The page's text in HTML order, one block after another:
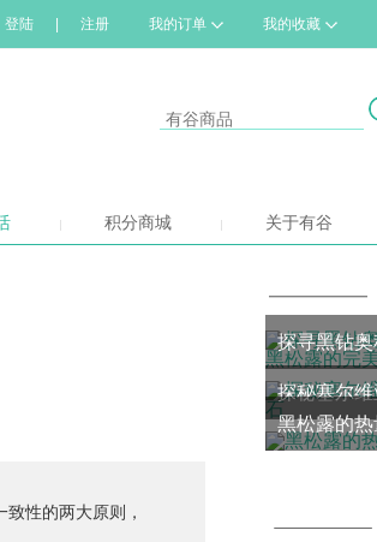
登陆 注册 我的订单 我的收藏
积分商城 关于有谷
性的两大原则，
探寻黑钻
黑松露的
探秘塞尔
石
黑松露的